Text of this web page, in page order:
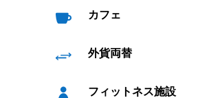
 カフェ
+ 外貨両替
 フィットネス施設